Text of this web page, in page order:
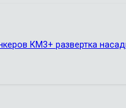
КМ3+ развертка